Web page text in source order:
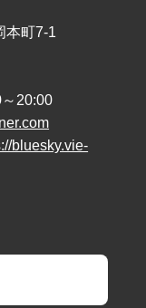
本町7-1
20:00
bluesky.vie-